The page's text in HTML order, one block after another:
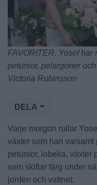
FAVORITER. Yosef
petunior, pelargoner
Victoria Rubinsson
DELA
Varje morgon rullar
växter som han
petunior, lobelia, växter
som skiftar färg under
jorden och vattnet.